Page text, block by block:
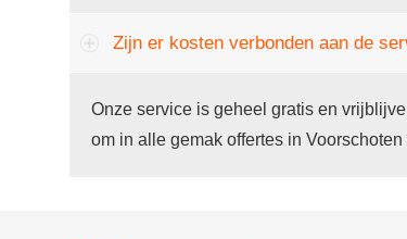
Zijn er kosten verbonden aan de
Onze service is geheel gratis en
om in alle gemak offertes in